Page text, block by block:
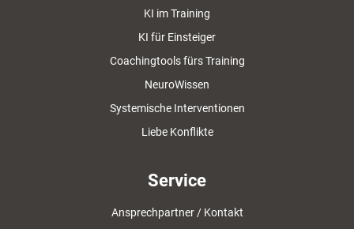
KI im Training
KI für Einsteiger
Coachingtools fürs Training
NeuroWissen
Systemische Interventionen
Liebe Konflikte
Service
Ansprechpartner / Kontakt